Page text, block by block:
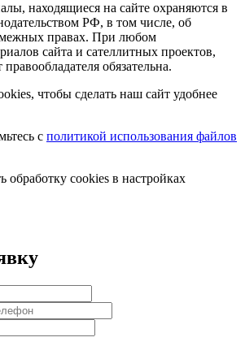
находящиеся на сайте охраняются в
РФ, в том числе, об
правах. При любом
сайта и сателлитных проектов,
обязательна.
чтобы сделать наш сайт удобнее
с политикой использования файлов
обработку cookies в настройках